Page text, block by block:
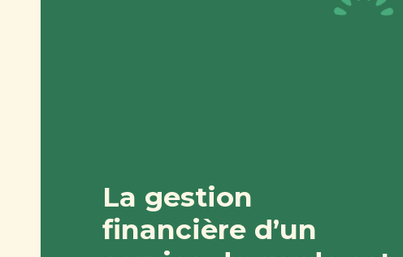
La gestion
financière d’un